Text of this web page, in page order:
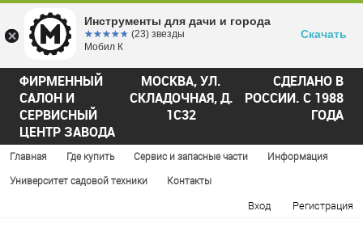
ФИРМЕННЫЙ
САЛОН И
СЕРВИСНЫЙ
ЦЕНТР ЗАВОДА
МОСКВА, УЛ.
СКЛАДОЧНАЯ, Д.
1С32
СДЕЛАНО В
РОССИИ. С 1988
ГОДА
Главная Где купить Сервис и запасные части Информация
Университет садовой техники Контакты
Вход Регистрация
Инструменты для дачи и города
☆☆☆☆☆
★★★★★ (23) звезды
Мобил К
Скачать